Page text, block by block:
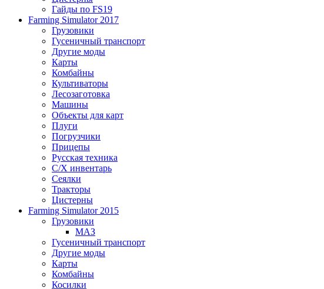
Гайды по FS19
Farming Simulator 2017
Грузовики
Гусеничный транспорт
Другие моды
Карты
Комбайны
Культиваторы
Лесозаготовка
Машины
Объекты для карт
Плуги
Погрузчики
Прицепы
Русская техника
С/Х инвентарь
Сеялки
Тракторы
Цистерны
Farming Simulator 2015
Грузовики
МАЗ
Гусеничный транспорт
Другие моды
Карты
Комбайны
Косилки